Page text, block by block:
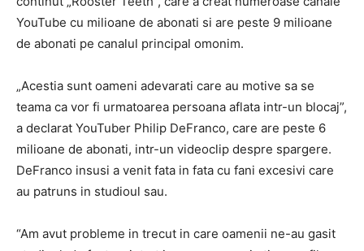
YouTube cu milioane de abonati si are peste 9 milioane
de abonati pe canalul principal omonim.
„Acestia sunt oameni adevarati care au motive sa se
teama ca vor fi urmatoarea persoana aflata intr-un blocaj”,
a declarat YouTuber Philip DeFranco, care are peste 6
milioane de abonati, intr-un videoclip despre spargere.
DeFranco insusi a venit fata in fata cu fani excesivi care
au patruns in studioul sau.
“Am avut probleme in trecut in care oamenii ne-au gasit